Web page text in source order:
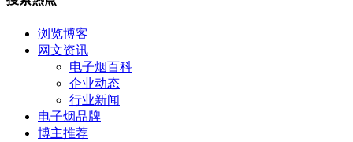
浏览博客
网文资讯
电子烟百科
企业动态
行业新闻
电子烟品牌
博主推荐